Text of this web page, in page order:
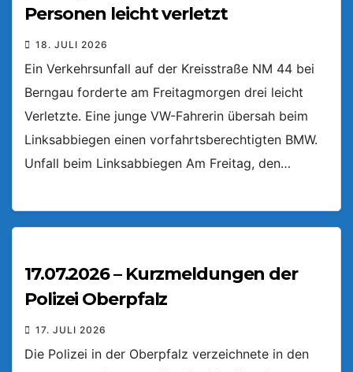
Personen leicht verletzt
18. JULI 2026
Ein Verkehrsunfall auf der Kreisstraße NM 44 bei
Berngau forderte am Freitagmorgen drei leicht
Verletzte. Eine junge VW-Fahrerin übersah beim
Linksabbiegen einen vorfahrtsberechtigten BMW.
Unfall beim Linksabbiegen Am Freitag, den…
17.07.2026 – Kurzmeldungen der
Polizei Oberpfalz
17. JULI 2026
Die Polizei in der Oberpfalz verzeichnete in den